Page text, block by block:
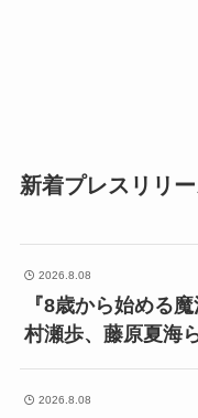
新着プレスリリ
2026.8.08
『8歳から始める
村瀬歩、藤原夏海
2026.8.08